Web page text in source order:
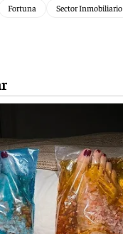
Fortuna Sector Inmobiliario